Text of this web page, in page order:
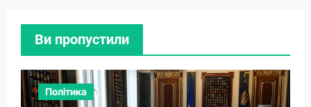
Ви пропустили
Політика